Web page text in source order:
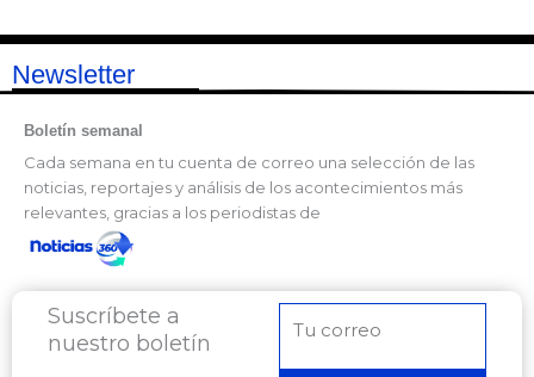
Newsletter
Boletín semanal
Cada semana en tu cuenta de correo una selección de las
noticias, reportajes y análisis de los acontecimientos más
relevantes, gracias a los periodistas de
Suscríbete a
nuestro boletín
electrónico